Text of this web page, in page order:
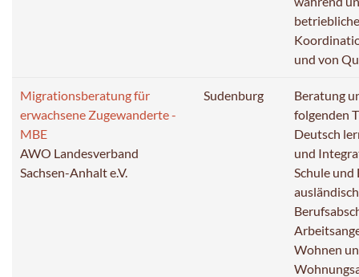
und von
Migrationsberatung für
erwachsene Zugewanderte -
MBE
AWO Landesverband
Sachsen-Anhalt e.V.
Sudenburg
Beratung
folgenden
Deutsch
und
Schule
Wohnen